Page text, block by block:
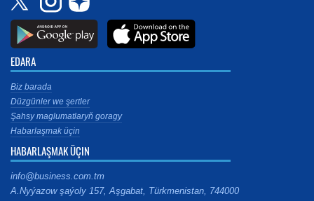
EDARA
Biz barada
Düzgünler we şertler
Şahsy maglumatlaryň goragy
Habarlaşmak üçin
HABARLAŞMAK ÜÇIN
info@business.com.tm
A.Nyýazow şaýoly 157, Aşgabat, Türkmenistan, 744000